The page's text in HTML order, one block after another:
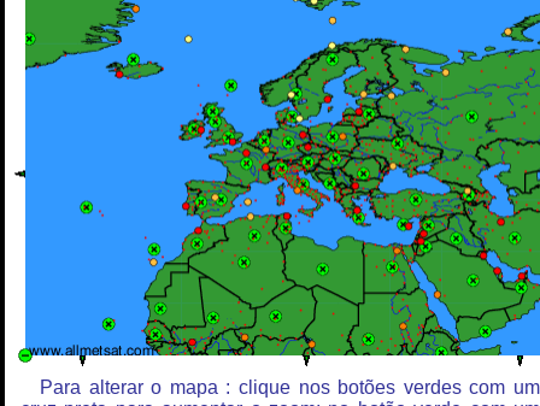
Para alterar o mapa : clique nos botões verdes com